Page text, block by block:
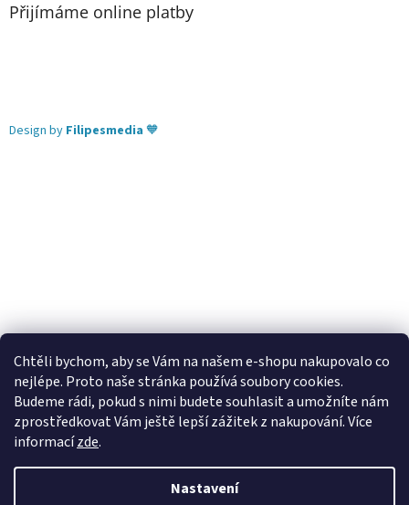
Chtěli bychom, aby se Vám na našem e-shopu nakupovalo co
nejlépe. Proto naše stránka používá soubory cookies.
Budeme rádi, pokud s nimi budete souhlasit a umožníte nám
zprostředkovat Vám ještě lepší zážitek z nakupování.Více
informacízde.
Nastavení
Přijímáme online platby
Design by Filipesmedia 🧡
Lekva nábytek ubytování pod Pálavou kování Tulip
úchytky Gamet
úchytky Siro Blum - perfecting motion
Vytvořil Shoptet